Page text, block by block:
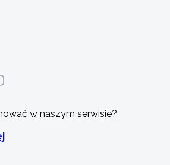
w naszym serwisie?